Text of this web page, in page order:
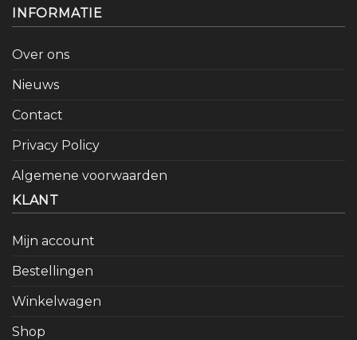
INFORMATIE
Over ons
Nieuws
Contact
Privacy Policy
Algemene voorwaarden
KLANT
Mijn account
Bestellingen
Winkelwagen
Shop